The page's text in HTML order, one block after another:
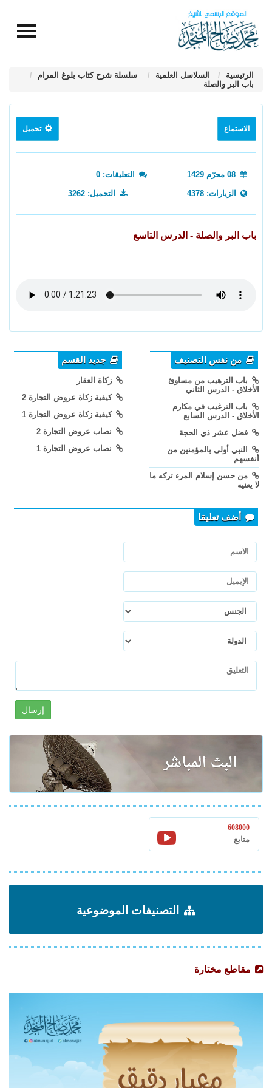
الرئيسية السلاسل العلمية
سلسلة شرح كتاب بلوغ المرام
باب البر والصلة
الاستماع تحميل
التعليقات: 0
الزيارات: 4378 التحميل: 3262
باب البر والصلة - الدرس التاسع
من نفس التصنيف
باب الترهيب من مساوئ
الأخلاق - الدرس الثاني
باب الترغيب في مكارم
الأخلاق - الدرس السابع
فضل عشر ذي الحجة
النبي أولى بالمؤمنين من
أنفسهم
من حسن إسلام المرء تركه ما
لا يعنيه
جديد القسم
زكاة العقار
كيفية زكاة عروض التجارة 2
كيفية زكاة عروض التجارة 1
نصاب عروض التجارة 2
نصاب عروض التجارة 1
أضف تعليقا
إرسال
608000
متابع
التصنيفات الموضوعية
مقاطع مختارة